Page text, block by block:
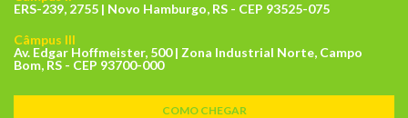
ERS-239, 2755 | Novo Hamburgo, RS - CEP 93525-075
Câmpus III
Av. Edgar Hoffmeister, 500 | Zona Industrial Norte, Campo
Bom, RS - CEP 93700-000
COMO CHEGAR